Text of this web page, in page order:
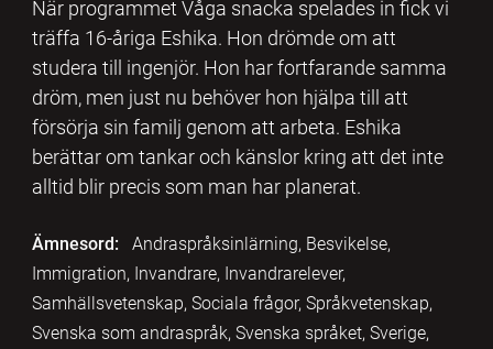
När programmet Våga snacka spelades in fick vi
träffa 16-åriga Eshika. Hon drömde om att
studera till ingenjör. Hon har fortfarande samma
dröm, men just nu behöver hon hjälpa till att
försörja sin familj genom att arbeta. Eshika
berättar om tankar och känslor kring att det inte
alltid blir precis som man har planerat.
Ämnesord:
Andraspråksinlärning, Besvikelse,
Immigration, Invandrare, Invandrarelever,
Samhällsvetenskap, Sociala frågor, Språkvetenskap,
Svenska som andraspråk, Svenska språket, Sverige,